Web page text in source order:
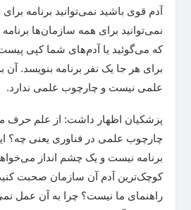
آدم قوی باشید نمی‌توانید برنامه
نمی‌توانید برای همه سازمان‌ها برنامه
که می‌گوئید یا آدم‌های شما کپی پیست
برای هر جا یک نفر برنامه بنویسد. آن
علمی نیست و چارچوب علمی ندارد.
پزشکیان اظهار داشت: از علم حرف
چارچوب علمی در فناوری یعنی چه؟
برنامه نیست و یک چشم انداز
کوچک‌ترین آدم آن سازمان صحبت
راهنمای ما نیست؟ چرا به آن عمل